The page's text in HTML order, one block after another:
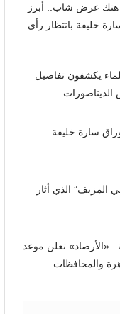
هتك عرض شاب.. أبرز
خليفة بانتظار رأي
يكشفون تفاصيل
الديناصورات
سارة خليفة
الذي أثار
«الأرصاد» تعلن موعد
والمحافظات